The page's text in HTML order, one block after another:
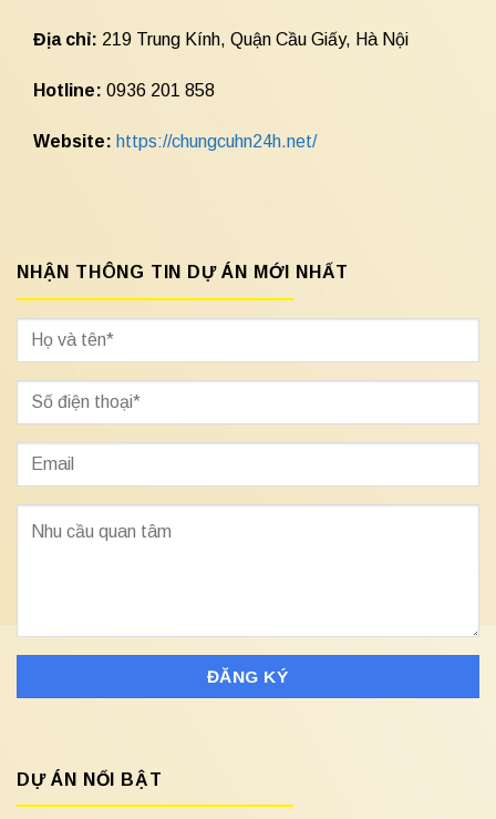
Địa chỉ: 219 Trung Kính, Quận Cầu Giấy, Hà Nội
Hotline: 0936 201 858
Website: https://chungcuhn24h.net/
NHẬN THÔNG TIN DỰ ÁN MỚI NHẤT
DỰ ÁN NỔI BẬT